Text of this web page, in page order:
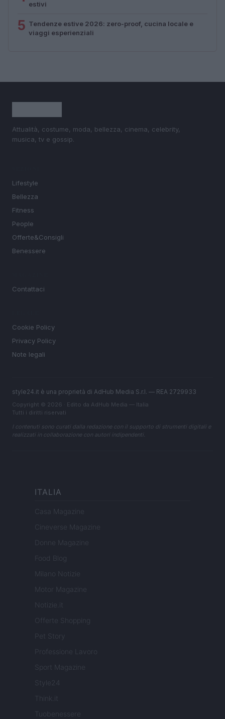
estivi
5 Tendenze estive 2026: zero-proof, cucina locale e
viaggi esperienziali
Attualità, costume, moda, bellezza, cinema, celebrity,
musica, tv e gossip.
Lifestyle
Bellezza
Fitness
People
Offerte&Consigli
Benessere
Contattaci
Cookie Policy
Privacy Policy
Note legali
style24.it è una proprietà di AdHub Media S.r.l. — REA 2729933
Copyright © 2026 · Edito da AdHub Media — Italia
Tutti i diritti riservati
I contenuti sono curati dalla redazione con il supporto di strumenti digitali e
realizzati in collaborazione con autori indipendenti.
ITALIA
Casa Magazine
Cineverse Magazine
Donne Magazine
Food Blog
Milano Notizie
Motor Magazine
Notizie.it
Offerte Shopping
Pet Story
Professione Lavoro
Sport Magazine
Style24
Think.it
Tuobenessere